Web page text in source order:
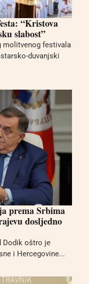
“Kristova
slabost”
molitvenog festivala
duvanjski
prema Srbima
dosljedno
Dodik oštro je
i Hercegovine...